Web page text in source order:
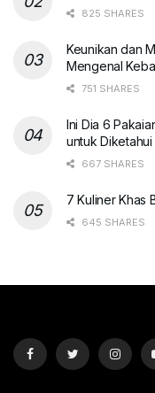
825 SHARES
Keunikan dan
Mengenal
751 SHARES
Ini Dia 6
untuk Diketahui
667 SHARES
7 Kuliner Khas
645 SHARES